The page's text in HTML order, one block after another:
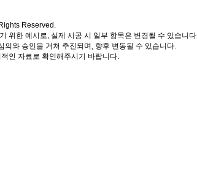
Reserved.
위한 예시로, 실제 시공 시 일부 항목은 변경될 수 있습니다.
와 승인을 거쳐 추진되며, 향후 변동될 수 있습니다.
인 자료로 확인해주시기 바랍니다.